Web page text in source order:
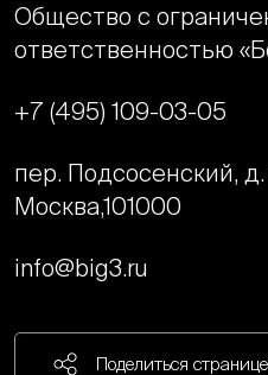
Общество с
ответственностью
+7 (495) 109-03-05
пер. Подсосенский, д.
Москва,101000
info@big3.ru
Поделиться